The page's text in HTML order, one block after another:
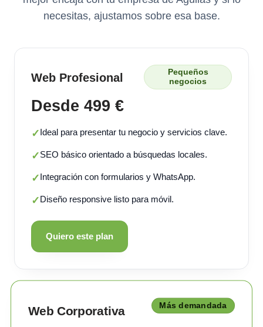
necesitas, ajustamos sobre esa base.
Web Profesional
Pequeños
negocios
Desde 499 €
✓Ideal para presentar tu negocio y servicios clave.
✓SEO básico orientado a búsquedas locales.
✓Integración con formularios y WhatsApp.
✓Diseño responsive listo para móvil.
Quiero este plan
Web Corporativa Más demandada